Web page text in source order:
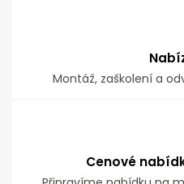
Montáž, zaškolení a
Cenové